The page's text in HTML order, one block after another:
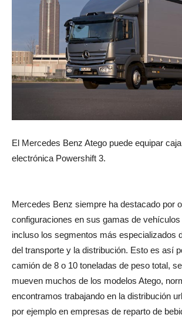
El Mercedes Benz Atego puede equipar
electrónica Powershift 3.
Mercedes Benz siempre ha destacado por
configuraciones en sus gamas de
incluso los segmentos más especializados
del transporte y la distribución. Esto es así
camión de 8 o 10 toneladas de peso total,
mueven muchos de los modelos Atego,
encontramos trabajando en la distribución
por ejemplo en empresas de reparto de